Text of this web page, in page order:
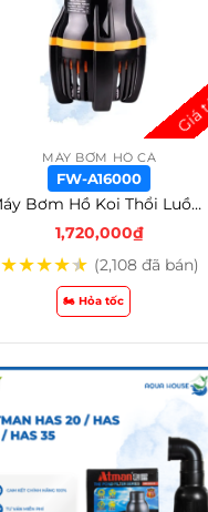
MÁY BƠM HỒ CÁ
FW-A16000
Máy Bơm Hồ Koi Thổi Luồng Ebang FW 12000 / 16000 / 22000 / 26000 / 35000 / 40000 / 45000 / 55000 – FW-A16000
1,720,000₫
★★★★★ (2,108 đã bán)
🏍️ Hỏa tốc